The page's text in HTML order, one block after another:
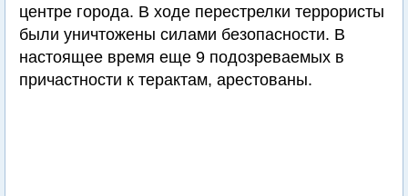
центре города. В ходе перестрелки террористы
были уничтожены силами безопасности. В
настоящее время еще 9 подозреваемых в
причастности к терактам, арестованы.